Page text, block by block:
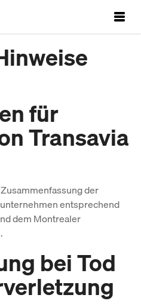
für
Transavia
der
entsprechend
dem Montrealer
bei Tod